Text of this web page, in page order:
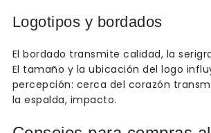
Logotipos y bordados
El bordado transmite calidad, la
El tamaño y la ubicación del logo
percepción: cerca del corazón
la espalda, impacto.